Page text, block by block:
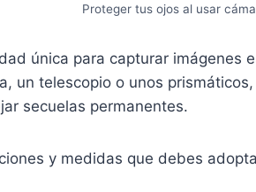
Proteger tus ojos al usar
única para capturar
un telescopio o unos
secuelas permanentes.
y medidas que debes